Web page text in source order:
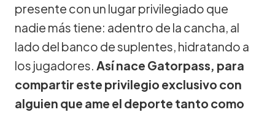
presente con un lugar privilegiado que
nadie más tiene: adentro de la cancha, al
lado del banco de suplentes, hidratando a
los jugadores. Así nace Gatorpass, para
compartir este privilegio exclusivo con
alguien que ame el deporte tanto como